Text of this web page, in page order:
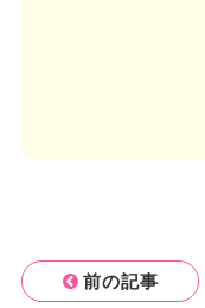
前の記事